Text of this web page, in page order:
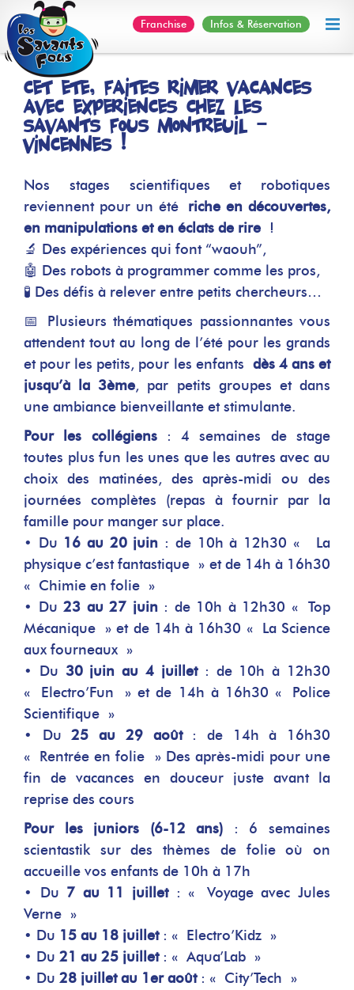
Skip
to
content
Infos & Réservation
Franchise
Cet été, faites rimer vacances
avec expériences chez les
Savants Fous Montreuil –
Vincennes !
Nos stages scientifiques et robotiques
reviennent pour un été riche en découvertes,
en manipulations et en éclats de rire !
🔬 Des expériences qui font “waouh”,
🤖 Des robots à programmer comme les pros,
🧪 Des défis à relever entre petits chercheurs…
📅 Plusieurs thématiques passionnantes vous
attendent tout au long de l’été pour les grands
et pour les petits, pour les enfants dès 4 ans et
jusqu’à la 3ème, par petits groupes et dans
une ambiance bienveillante et stimulante.
Pour les collégiens: 4 semaines de stage
toutes plus fun les unes que les autres avec au
choix des matinées, des après-midi ou des
journées complètes (repas à fournir par la
famille pour manger sur place.
• Du 16 au 20 juin : de 10h à 12h30 « La
physique c’est fantastique » et de 14h à 16h30
« Chimie en folie »
• Du 23 au 27 juin: de 10h à 12h30 « Top
Mécanique » et de 14h à 16h30 « La Science
aux fourneaux »
• Du 30 juin au 4 juillet: de 10h à 12h30
« Electro’Fun » et de 14h à 16h30 « Police
Scientifique »
• Du25 au 29 août: de 14h à 16h30
« Rentrée en folie » Des après-midi pour une
fin de vacances en douceur juste avant la
reprise des cours
Pour les juniors (6-12 ans) : 6 semaines
scientastik sur des thèmes de folie où on
accueille vos enfants de 10h à 17h
• Du 7 au 11 juillet: « Voyage avec Jules
Verne »
• Du 15 au 18 juillet: « Electro’Kidz »
• Du 21 au 25 juillet: « Aqua’Lab »
• Du 28 juillet au 1er août: « City’Tech »